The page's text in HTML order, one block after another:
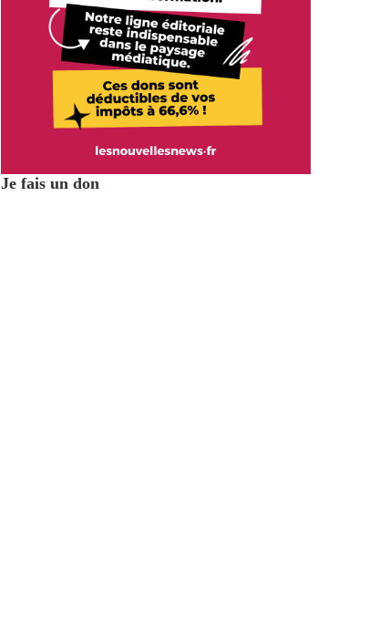
Je fais un don